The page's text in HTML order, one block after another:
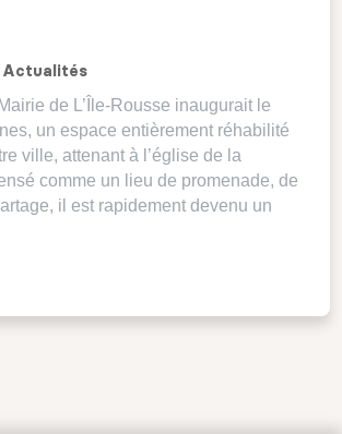
Actualités
de L’Île-Rousse inaugurait le
un espace entièrement réhabilité
ville, attenant à l’église de la
comme un lieu de promenade, de
il est rapidement devenu un